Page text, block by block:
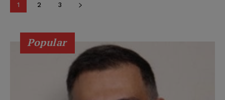
1 2 3
Popular